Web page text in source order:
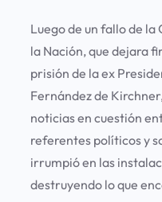
Luego de un fallo de
la Nación, que dejara
prisión de la ex
Fernández de
noticias en cuestión
referentes políticos y
irrumpió en las
destruyendo lo que